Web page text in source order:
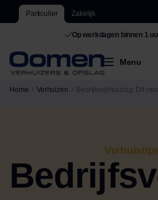
Particulier Zakelijk
Op werkdagen binnen 1
Menu
Home Verhuizen Bedrijfsverhuizing: Dit